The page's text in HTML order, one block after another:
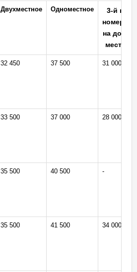
Двухместное Одноместное
3-й в
номере
на доп.
месте
32 450 37 500 31 000
33 500 37 000 28 000
35 500 40 500 -
35 500 41 500 34 000